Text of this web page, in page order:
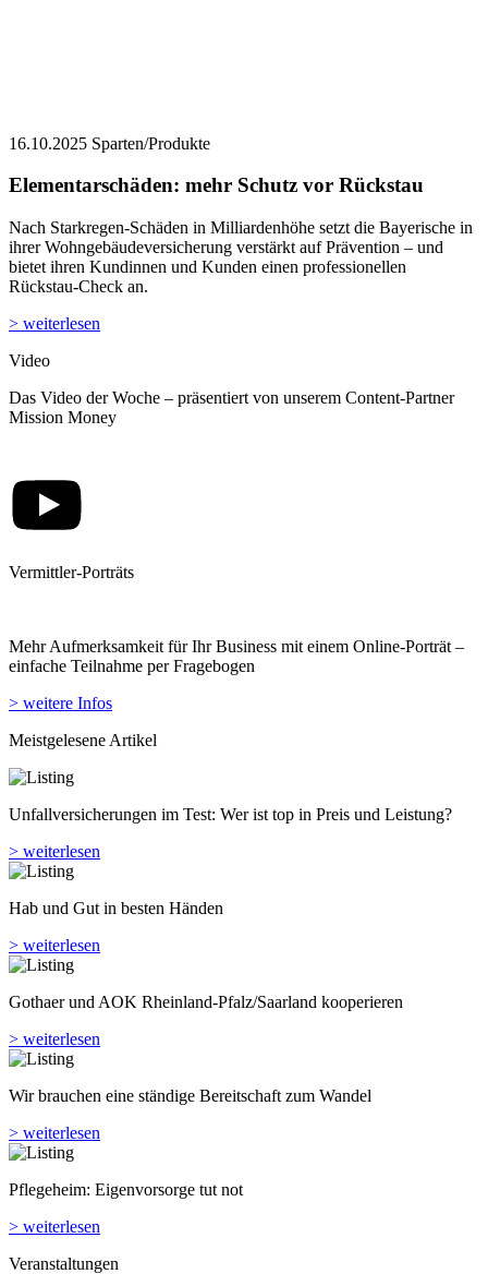
16.10.2025 Sparten/Produkte
Elementarschäden: mehr Schutz vor Rückstau
Nach Starkregen-Schäden in Milliardenhöhe setzt die Bayerische in
ihrer Wohngebäudeversicherung verstärkt auf Prävention – und
bietet ihren Kundinnen und Kunden einen professionellen
Rückstau-Check an.
> weiterlesen
Video
Das Video der Woche – präsentiert von unserem Content-Partner
Mission Money
Vermittler-Porträts
Mehr Aufmerksamkeit für Ihr Business mit einem Online-Porträt –
einfache Teilnahme per Fragebogen
> weitere Infos
Meistgelesene Artikel
Unfallversicherungen im Test: Wer ist top in Preis und Leistung?
> weiterlesen
Hab und Gut in besten Händen
> weiterlesen
Gothaer und AOK Rheinland-Pfalz/Saarland kooperieren
> weiterlesen
Wir brauchen eine ständige Bereitschaft zum Wandel
> weiterlesen
Pflegeheim: Eigenvorsorge tut not
> weiterlesen
Veranstaltungen